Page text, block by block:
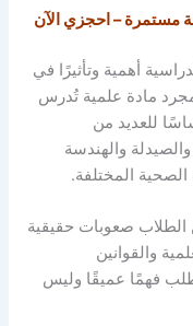
مستمرة – احجزي الآن
أهمية وتأثيرًا في
مادة علمية تُدرس
للعديد من
والهندسة
المختلفة.
الطلاب صعوبات حقيقية
والقوانين
فهمًا عميقًا وليس